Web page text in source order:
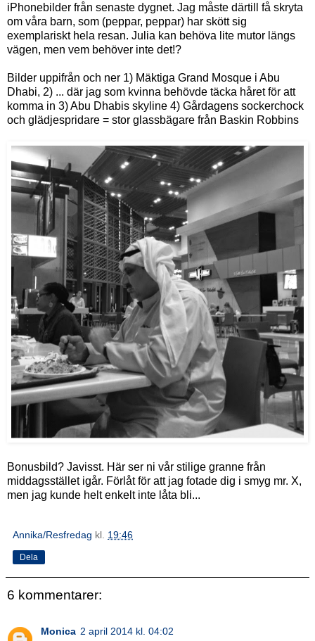
iPhonebilder från senaste dygnet. Jag måste därtill få skryta
om våra barn, som (peppar, peppar) har skött sig
exemplariskt hela resan. Julia kan behöva lite mutor längs
vägen, men vem behöver inte det!?
Bilder uppifrån och ner 1) Mäktiga Grand Mosque i Abu
Dhabi, 2) ... där jag som kvinna behövde täcka håret för att
komma in 3) Abu Dhabis skyline 4) Gårdagens sockerchock
och glädjespridare = stor glassbägare från Baskin Robbins
Bonusbild? Javisst. Här ser ni vår stilige granne från
middagsstället igår. Förlåt för att jag fotade dig i smyg mr. X,
men jag kunde helt enkelt inte låta bli...
Annika/Resfredag kl. 19:46
Dela
6 kommentarer:
Monica 2 april 2014 kl. 04:02